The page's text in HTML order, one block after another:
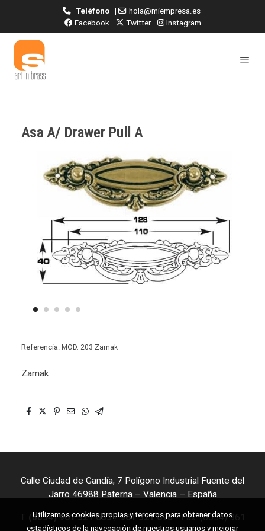
Teléfono|
hola@miempresa.es
Facebook
Twitter Instagram
Asa A/ Drawer Pull A
Referencia: MOD. 203 Zamak
Zamak
Calle Ciudad de Gandía, 7 Polígono Industrial Fuente del
Jarro 46988 Paterna – Valencia – España
(0034) 961 321 653 /961 321 698- Fax. (0034) 961
Utilizamos cookies propias y terceros para obtener datos
estadísticos de la navegación de nuestros usuarios y mejorar